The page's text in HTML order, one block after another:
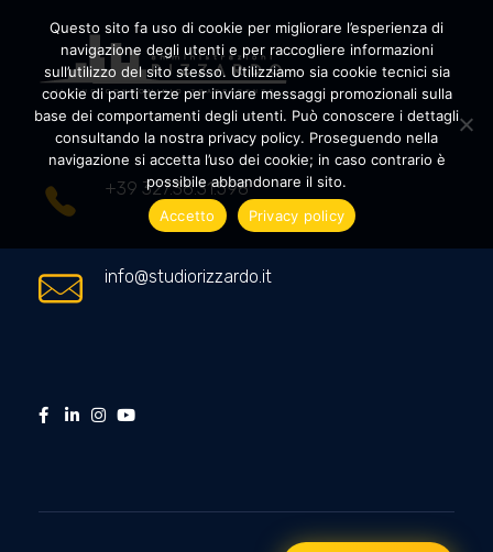
Amministrazioni Rizzardo
+39 327.36.31.598
info@studiorizzardo.it
Questo sito fa uso di cookie per migliorare l’esperienza di
navigazione degli utenti e per raccogliere informazioni
sull’utilizzo del sito stesso. Utilizziamo sia cookie tecnici sia
cookie di parti terze per inviare messaggi promozionali sulla
base dei comportamenti degli utenti. Può conoscere i dettagli
consultando la nostra privacy policy. Proseguendo nella
navigazione si accetta l’uso dei cookie; in caso contrario è
possibile abbandonare il sito.
Accetto
Privacy policy